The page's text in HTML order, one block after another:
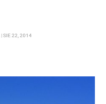
|SIE 22, 2014